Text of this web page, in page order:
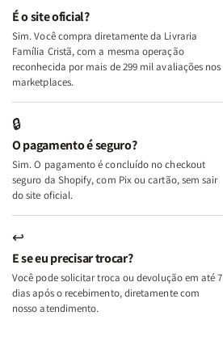
e
Deus
+
A
Mulher
Lar
+
A
Lar
É o site oficial?
Sim. Você compra diretamente da Livraria
Família Cristã, com a mesma operação
reconhecida por mais de 299 mil avaliações nos
marketplaces.
🔒
O pagamento é seguro?
Sim. O pagamento é concluído no checkout
seguro da Shopify, com Pix ou cartão, sem sair
do site oficial.
↩
E se eu precisar trocar?
Você pode solicitar troca ou devolução em até 7
dias após o recebimento, diretamente com
nosso atendimento.